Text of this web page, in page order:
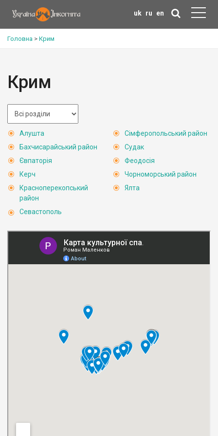
uk ru en
Головна > Крим
Крим
Алушта
Бахчисарайський район
Євпаторія
Керч
Красноперекопський
район
Севастополь
Сімферопольський район
Судак
Феодосія
Чорноморський район
Ялта